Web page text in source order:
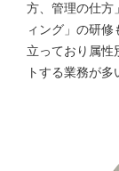
方、管理の仕方
ィング」の研
立っており属性
トする業務が多